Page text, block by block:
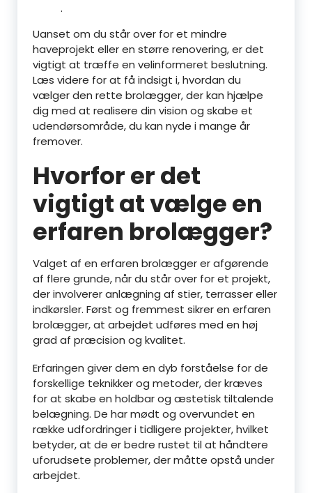
.
Uanset om du står over for et mindre
haveprojekt eller en større renovering, er det
vigtigt at træffe en velinformeret beslutning.
Læs videre for at få indsigt i, hvordan du
vælger den rette brolægger, der kan hjælpe
dig med at realisere din vision og skabe et
udendørsområde, du kan nyde i mange år
fremover.
Hvorfor er det
vigtigt at vælge en
erfaren brolægger?
Valget af en erfaren brolægger er afgørende
af flere grunde, når du står over for et projekt,
der involverer anlægning af stier, terrasser eller
indkørsler. Først og fremmest sikrer en erfaren
brolægger, at arbejdet udføres med en høj
grad af præcision og kvalitet.
Erfaringen giver dem en dyb forståelse for de
forskellige teknikker og metoder, der kræves
for at skabe en holdbar og æstetisk tiltalende
belægning. De har mødt og overvundet en
række udfordringer i tidligere projekter, hvilket
betyder, at de er bedre rustet til at håndtere
uforudsete problemer, der måtte opstå under
arbejdet.